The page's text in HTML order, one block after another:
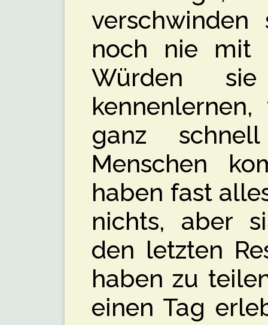
noch nie mit
Würden
ganz
Menschen
haben fast
nichts, aber
den letzten
haben zu
einen Tag